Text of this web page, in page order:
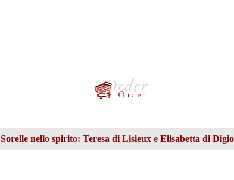
Sorelle nello spirito: Teresa di Lisieux e Elisabetta di